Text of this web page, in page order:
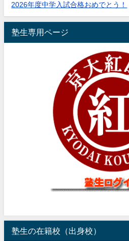
2026年度中学入試合格おめでとう！
塾生専用ページ
塾生の在籍校（出身校）